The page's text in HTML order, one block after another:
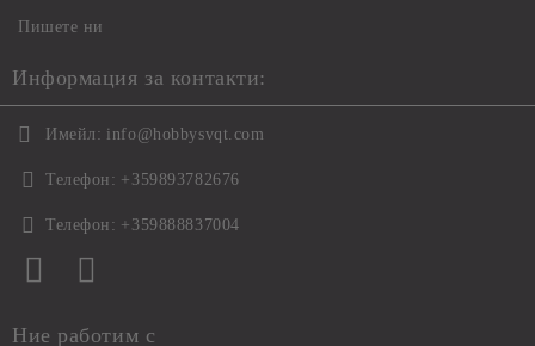
Пишете ни
Информация за контакти:
Имейл: info@hobbysvqt.com
Телефон: +359893782676
Телефон: +359888837004
Ние работим с